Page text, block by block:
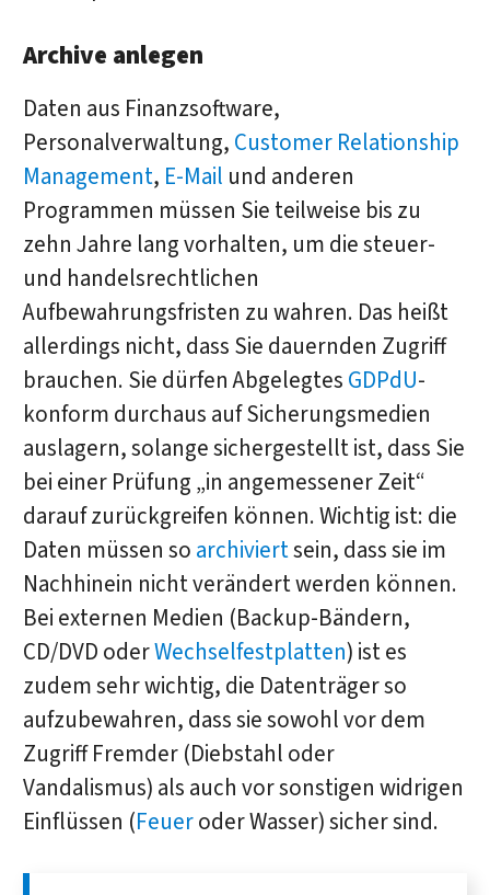
Archive anlegen
Daten aus Finanzsoftware,
Personalverwaltung, Customer Relationship
Management, E-Mail und anderen
Programmen müssen Sie teilweise bis zu
zehn Jahre lang vorhalten, um die steuer-
und handelsrechtlichen
Aufbewahrungsfristen zu wahren. Das heißt
allerdings nicht, dass Sie dauernden Zugriff
brauchen. Sie dürfen Abgelegtes GDPdU-
konform durchaus auf Sicherungsmedien
auslagern, solange sichergestellt ist, dass Sie
bei einer Prüfung „in angemessener Zeit“
darauf zurückgreifen können. Wichtig ist: die
Daten müssen so archiviertsein, dass sie im
Nachhinein nicht verändert werden können.
Bei externen Medien (Backup-Bändern,
CD/DVD oderWechselfestplatten) ist es
zudem sehr wichtig, die Datenträger so
aufzubewahren, dass sie sowohl vor dem
Zugriff Fremder (Diebstahl oder
Vandalismus) als auch vor sonstigen widrigen
Einflüssen (Feueroder Wasser) sicher sind.